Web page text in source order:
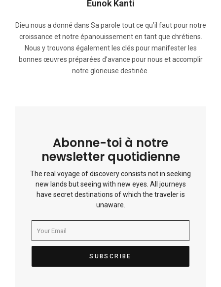
Eunok Kanti
Dieu nous a donné dans Sa parole tout ce qu’il faut pour notre
croissance et notre épanouissement en tant que chrétiens.
Nous y trouvons également les clés pour manifester les
bonnes œuvres préparées d’avance pour nous et accomplir
notre glorieuse destinée.
Abonne-toi à notre
newsletter quotidienne
The real voyage of discovery consists not in seeking
new lands but seeing with new eyes. All journeys
have secret destinations of which the traveler is
unaware.